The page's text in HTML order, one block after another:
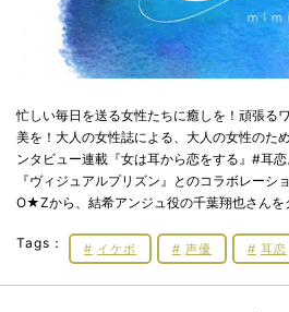
忙しい毎日を送る女性たちに癒しを！頑張る
美を！大人の女性誌による、大人の女性のた
ンタビュー連載『女は耳から恋をする』#耳
『ヴィジュアルプリズン』とのコラボレーシ
O★Zから、結希アンジュ役の千葉翔也さんを
Tags： イケボ 声優 耳恋